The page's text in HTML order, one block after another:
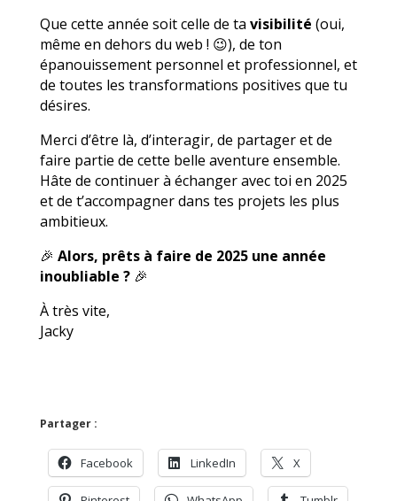
Que cette année soit celle de ta visibilité (oui,
même en dehors du web ! 😉), de ton
épanouissement personnel et professionnel, et
de toutes les transformations positives que tu
désires.
Merci d’être là, d’interagir, de partager et de
faire partie de cette belle aventure ensemble.
Hâte de continuer à échanger avec toi en 2025
et de t’accompagner dans tes projets les plus
ambitieux.
🎉 Alors, prêts à faire de 2025 une année
inoubliable ?🎉
À très vite,
Jacky
Partager :
Facebook LinkedIn X